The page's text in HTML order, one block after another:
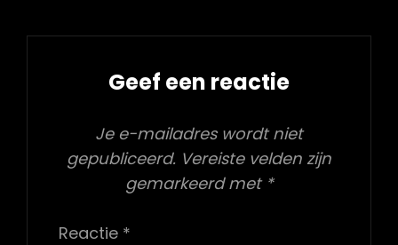
Geef een reactie
Je e-mailadres wordt niet
gepubliceerd. Vereiste velden zijn
gemarkeerd met *
Reactie *